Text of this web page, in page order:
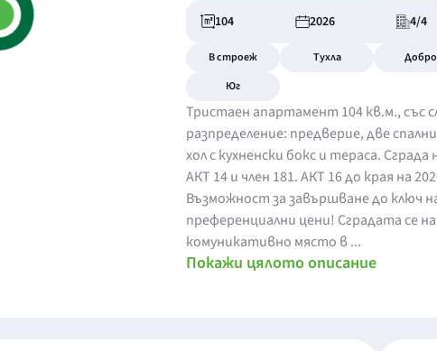
104 2026 4/4
В строеж Тухла
Добро
Юг
Тристаен апартамент 104 кв.м., със
разпределение: предверие, две
хол с кухненски бокс и тераса. Сграда
АКТ 14 и член 181. АКТ 16 до края на
Възможност за завършване до ключ
преференциални цени! Сградата се
комуникативно място в ...
Покажи цялото описание